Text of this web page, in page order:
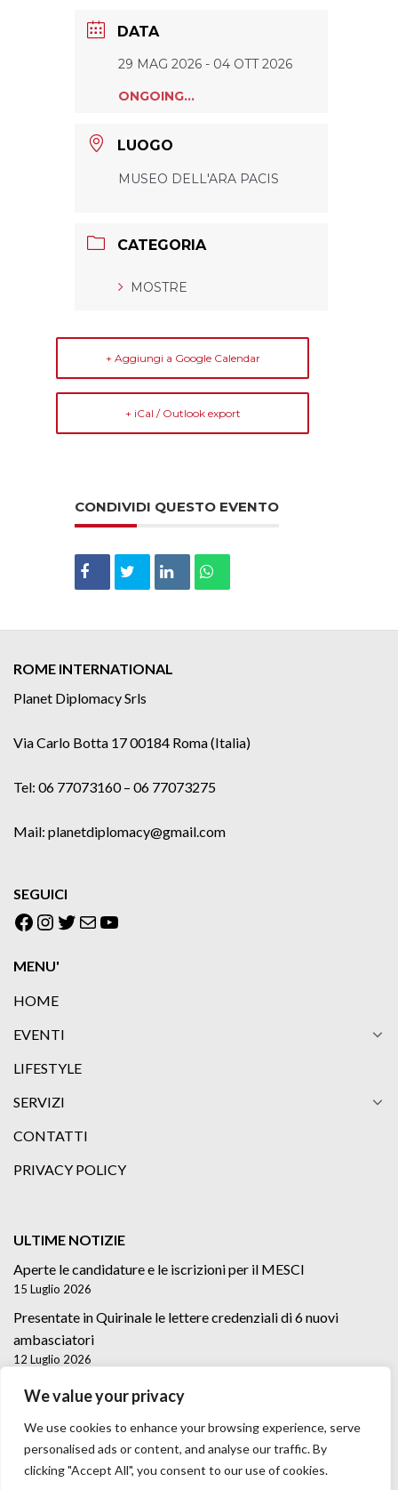
We value your privacy
We use cookies to enhance your browsing experience, serve
personalised ads or content, and analyse our traffic. By
clicking "Accept All", you consent to our use of cookies.
DATA
29 MAG 2026 - 04 OTT 2026
ONGOING...
LUOGO
MUSEO DELL'ARA PACIS
CATEGORIA
MOSTRE
+ Aggiungi a Google Calendar
+ iCal / Outlook export
CONDIVIDI QUESTO EVENTO
ROME INTERNATIONAL
Planet Diplomacy Srls
Via Carlo Botta 17 00184 Roma (Italia)
Tel: 06 77073160 – 06 77073275
Mail: planetdiplomacy@gmail.com
SEGUICI
Facebook
Instagram
Twitter
EmailYouTube
MENU'
HOME
EVENTI
LIFESTYLE
SERVIZI
CONTATTI
PRIVACY POLICY
ULTIME NOTIZIE
Aperte le candidature e le iscrizioni per il MESCI
15 Luglio 2026
Presentate in Quirinale le lettere credenziali di 6 nuovi
ambasciatori
12 Luglio 2026
Lettere credenziali di 5 nuovi Ambasciatori